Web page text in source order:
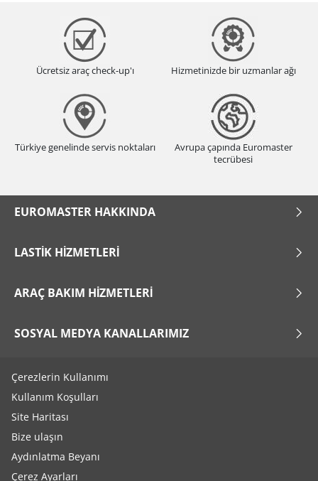
Ücretsiz araç check-up'ı Hizmetinizde bir uzmanlar ağı
Türkiye genelinde servis noktaları
Avrupa çapında Euromaster
tecrübesi
EUROMASTER HAKKINDA
LASTIK HIZMETLERI
ARAÇ BAKIM HIZMETLERI
SOSYAL MEDYA KANALLARIMIZ
Çerezlerin Kullanımı
Kullanım Koşulları
Site Haritası
Bize ulaşın
Aydınlatma Beyanı
Çerez Ayarları